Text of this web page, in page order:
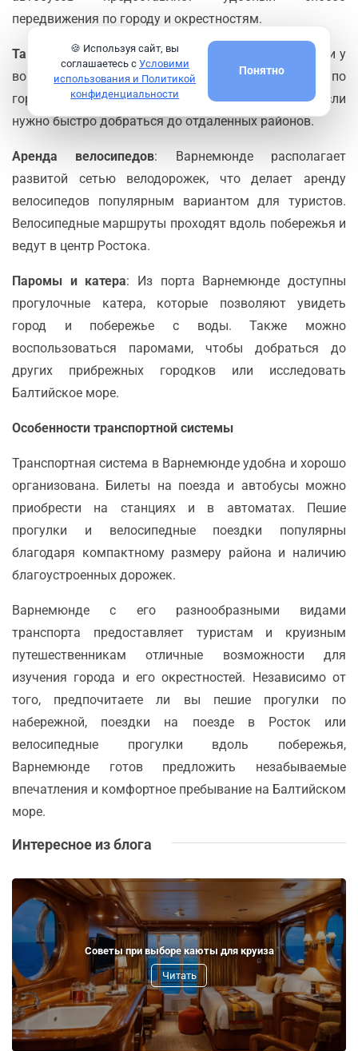
передвижения по городу и окрестностям.
Такси и сервисы такси: Такси доступны на улицах и у
вокзалов. Это удобный способ для путешествий по
городу или для поездок с багажом, особенно если
нужно быстро добраться до отдаленных районов.
Аренда велосипедов: Варнемюнде располагает
развитой сетью велодорожек, что делает аренду
велосипедов популярным вариантом для туристов.
Велосипедные маршруты проходят вдоль побережья и
ведут в центр Ростока.
Паромы и катера: Из порта Варнемюнде доступны
прогулочные катера, которые позволяют увидеть
город и побережье с воды. Также можно
воспользоваться паромами, чтобы добраться до
других прибрежных городков или исследовать
Балтийское море.
Особенности транспортной системы
Транспортная система в Варнемюнде удобна и хорошо
организована. Билеты на поезда и автобусы можно
приобрести на станциях и в автоматах. Пешие
прогулки и велосипедные поездки популярны
благодаря компактному размеру района и наличию
благоустроенных дорожек.
Варнемюнде с его разнообразными видами
транспорта предоставляет туристам и круизным
путешественникам отличные возможности для
изучения города и его окрестностей. Независимо от
того, предпочитаете ли вы пешие прогулки по
набережной, поездки на поезде в Росток или
велосипедные прогулки вдоль побережья,
Варнемюнде готов предложить незабываемые
впечатления и комфортное пребывание на Балтийском
море.
Интересное из блога
Советы при выборе каюты для круиза
Читать
🍪 Используя сайт, вы
соглашаетесь с Условими
использования и Политикой
конфиденциальности
Понятно